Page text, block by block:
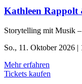
Kathleen
Storytelling mit Musik
So., 11. Oktober 2026 |
Mehr erfahren
Tickets kaufen